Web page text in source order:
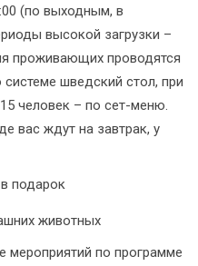
(по выходным, в
высокой загрузки –
проживающих проводятся
системе шведский стол, при
человек – по сет-меню.
вас ждут на завтрак, у
подарок
животных
по программе